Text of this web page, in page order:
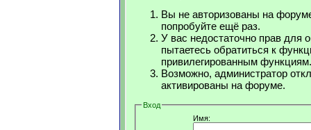
Вы не авторизованы на
попробуйте ещё раз.
У вас недостаточно прав для
пытаетесь обратиться к
привилегированным функциям.
Возможно, администратор
активированы на форуме.
Вход
Имя: